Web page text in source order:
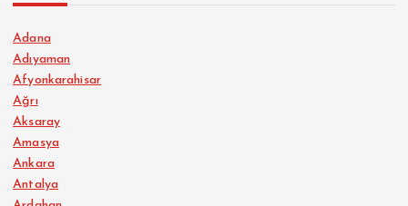
Adana
Adıyaman
Afyonkarahisar
Ağrı
Aksaray
Amasya
Ankara
Antalya